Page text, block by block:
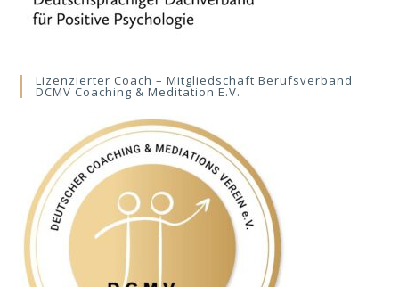
Lizenzierter Coach – Mitgliedschaft Berufsverband
DCMV Coaching & Meditation E.V.